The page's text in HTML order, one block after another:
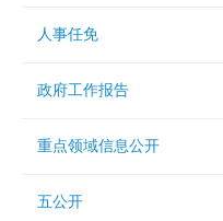
人事任免
政府工作报告
重点领域信息公开
五公开